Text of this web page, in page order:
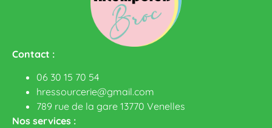
Contact :
06 30 15 70 54
hressourcerie@gmail.com
789 rue de la gare 13770 Venelles
Nos services :